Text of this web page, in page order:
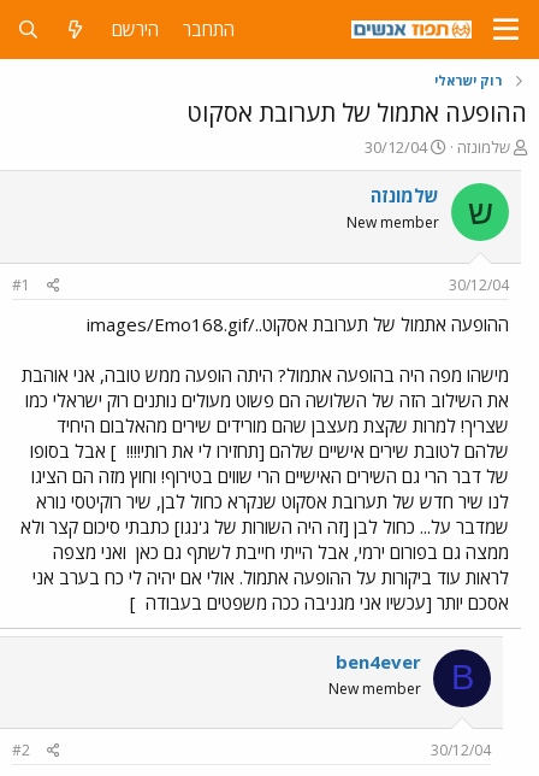
התחבר הירשם
רוק ישראלי
ההופעה אתמול של תערובת אסקוט
פ
ו
ת
ח
ה
ש
א
שלמונזה
פ
ו
ר
ם
ר
30/12/04
ש שלמונזה
New member
30/12/04
#1
ההופעה אתמול של תערובת אסקוט../images/Emo168.gif
מישהו מפה היה בהופעה אתמול? היתה הופעה ממש טובה, אני אוהבת
את השילוב הזה של השלושה הם פשוט מעולים נותנים רוק ישראלי כמו
שצריך! למרות שקצת מעצבן שהם מורידים שירים מהאלבום היחיד
שלהם לטובת שירים אישיים שלהם [תחזירו לי את רותי!!!! ] אבל בסופו
של דבר הרי גם השירים האישיים הרי שווים בטירוף! וחוץ מזה הם הציגו
לנו שיר חדש של תערובת אסקוט שנקרא כחול לבן, שיר רוקיטסי נורא
שמדבר על... כחול לבן [זה היה השורות של ג'נגו] כתבתי סיכום קצר ולא
ממצה גם בפורום ירמי, אבל הייתי חייבת לשתף גם כאן ואני מצפה
לראות עוד ביקורות על ההופעה אתמול. אולי אם יהיה לי כח בערב אני
אסכם יותר [עכשיו אני מגניבה ככה משפטים בעבודה ]
B
ben4ever
New member
30/12/04
#2